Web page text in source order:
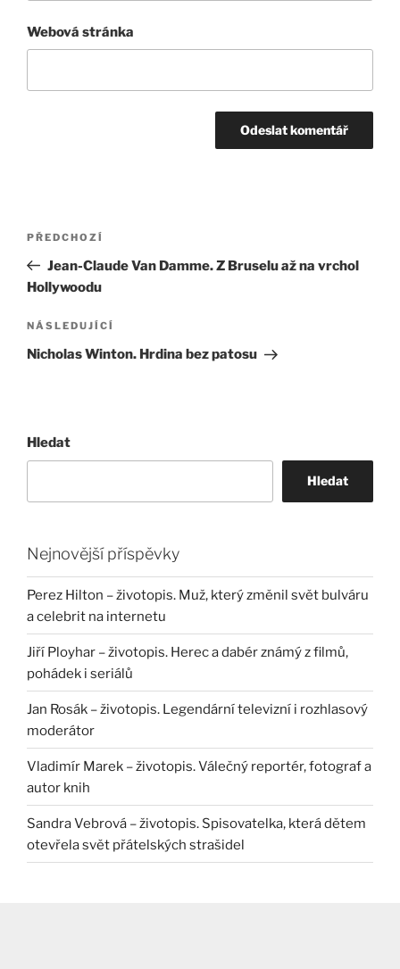
Webová stránka
Navigace
příspěvek
Předchozí
příspěvek
PŘEDCHOZÍ
Jean-Claude Van Damme. Z Bruselu až na vrchol
Hollywoodu
Následující
příspěvek
NÁSLEDUJÍCÍ
Nicholas Winton. Hrdina bez patosu
Hledat
Hledat
Nejnovější příspěvky
Perez Hilton – životopis. Muž, který změnil svět bulváru
a celebrit na internetu
Jiří Ployhar – životopis. Herec a dabér známý z filmů,
pohádek i seriálů
Jan Rosák – životopis. Legendární televizní i rozhlasový
moderátor
Vladimír Marek – životopis. Válečný reportér, fotograf a
autor knih
Sandra Vebrová – životopis. Spisovatelka, která dětem
otevřela svět přátelských strašidel